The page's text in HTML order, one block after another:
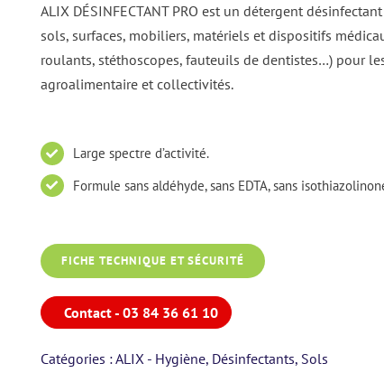
ALIX DÉSINFECTANT PRO est un détergent
sols, surfaces, mobiliers, matériels et dispositifs
roulants, stéthoscopes, fauteuils de dentistes…) pour
agroalimentaire et collectivités.
Large spectre d’activité.
Formule sans aldéhyde, sans EDTA, sans
FICHE TECHNIQUE ET SÉCURITÉ
Contact - 03 84 36 61 10
Catégories :ALIX - Hygiène, Désinfectants, Sols